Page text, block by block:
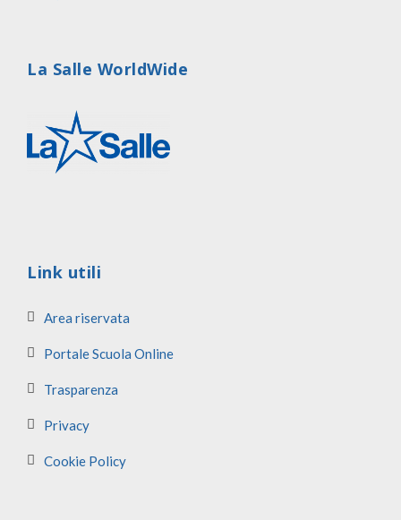
La Salle WorldWide
Link utili
Area riservata
Portale Scuola Online
Trasparenza
Privacy
Cookie Policy